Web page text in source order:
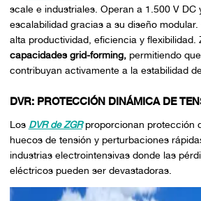
scale e industriales. Operan a 1.500 V DC
escalabilidad gracias a su diseño
alta productividad, eficiencia y flexibilidad.
capacidades grid-forming,permitiendo
contribuyan activamente a la estabilidad
DVR: PROTECCIÓN DINÁMICA DE
Los DVR de ZGRproporcionan protección
huecos de tensión y perturbaciones
industrias electrointensivas donde las
eléctricos pueden ser devastadoras.